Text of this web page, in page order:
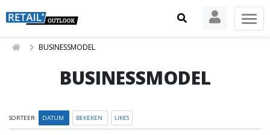
BUSINESSMODEL
BUSINESSMODEL
SORTEER: DATUM BEKEKEN LIKES